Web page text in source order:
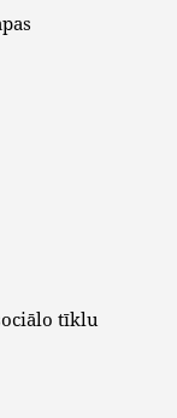
tīklu